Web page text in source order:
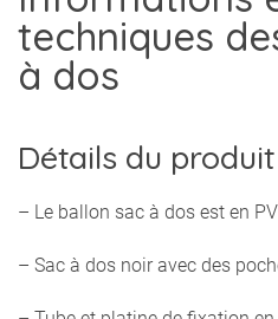
techniques
à dos
Détails du produit
– Le ballon sac à dos est en
– Sac à dos noir avec des